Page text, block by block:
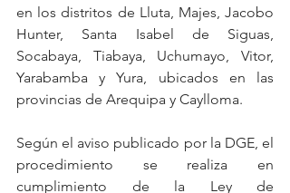
en los distritos de Lluta, Majes, Jacobo
Hunter, Santa Isabel de Siguas,
Socabaya, Tiabaya, Uchumayo, Vitor,
Yarabamba y Yura, ubicados en las
provincias de Arequipa y Caylloma.
Según el aviso publicado por la DGE, el
procedimiento se realiza en
cumplimiento de la Ley de